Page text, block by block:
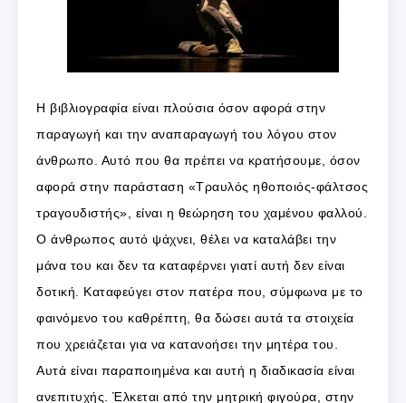
Η βιβλιογραφία είναι πλούσια όσον αφορά στην
παραγωγή και την αναπαραγωγή του λόγου στον
άνθρωπο. Αυτό που θα πρέπει να κρατήσουμε, όσον
αφορά στην παράσταση «Τραυλός ηθοποιός-φάλτσος
τραγουδιστής», είναι η θεώρηση του χαμένου φαλλού.
Ο άνθρωπος αυτό ψάχνει, θέλει να καταλάβει την
μάνα του και δεν τα καταφέρνει γιατί αυτή δεν είναι
δοτική. Καταφεύγει στον πατέρα που, σύμφωνα με το
φαινόμενο του καθρέπτη, θα δώσει αυτά τα στοιχεία
που χρειάζεται για να κατανοήσει την μητέρα του.
Αυτά είναι παραποιημένα και αυτή η διαδικασία είναι
ανεπιτυχής. Έλκεται από την μητρική φιγούρα, στην